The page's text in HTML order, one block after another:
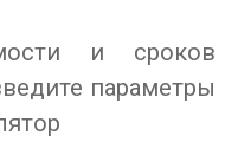
и сроков
параметры